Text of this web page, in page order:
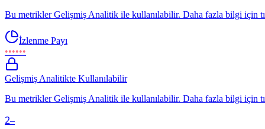
Bu metrikler Gelişmiş Analitik ile kullanılabilir. Daha fazla bilgi için
İzlenme Payı
••••••
Gelişmiş Analitikte Kullanılabilir
Bu metrikler Gelişmiş Analitik ile kullanılabilir. Daha fazla bilgi için
2–